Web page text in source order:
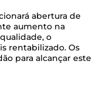
abertura de
aumento na
o
rentabilizado. Os
para alcançar este